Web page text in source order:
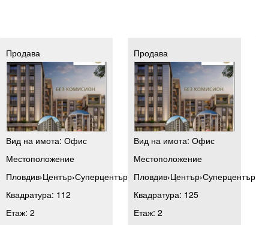
Продава
Вид на имота: Офис
Местоположение
Пловдив›Център›Суперцентър
Квадратура: 112
Етаж: 2
Продава
Вид на имота:Офис
Местоположение
Пловдив›Център›Суперцентър
Квадратура: 125
Етаж:2